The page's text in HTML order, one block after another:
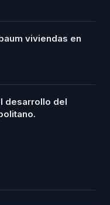
viviendas en
desarrollo del